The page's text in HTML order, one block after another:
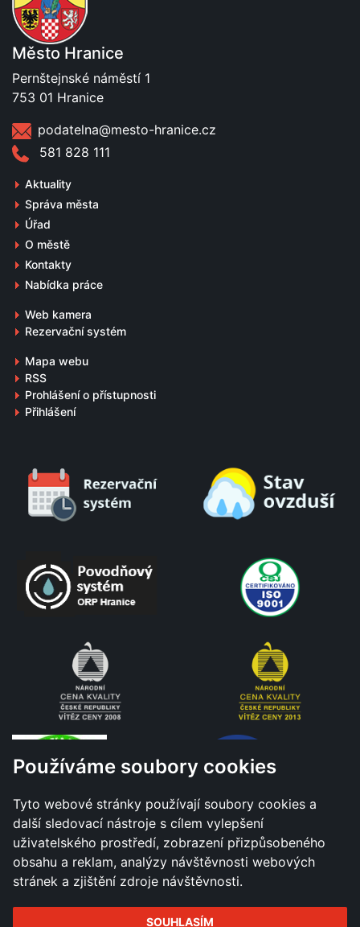
Používáme soubory cookies
Tyto webové stránky používají soubory cookies a
další sledovací nástroje s cílem vylepšení
uživatelského prostředí, zobrazení přizpůsobeného
obsahu a reklam, analýzy návštěvnosti webových
stránek a zjištění zdroje návštěvnosti.
SOUHLASÍM
Město Hranice
Pernštejnské náměstí 1
753 01 Hranice
podatelna@mesto-hranice.cz
581 828 111
Aktuality
Správa města
Úřad
O městě
Kontakty
Nabídka práce
Web kamera
Rezervační systém
Mapa webu
RSS
Prohlášení o přístupnosti
Přihlášení